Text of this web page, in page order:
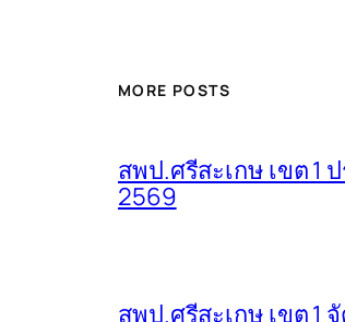
MORE POSTS
สพป.ศรีสะเกษ เขต 1
2569
สพป.ศรีสะเกษ เขต 1